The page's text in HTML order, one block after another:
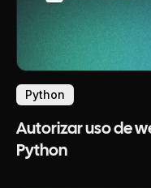
Python
Autorizar uso de
Python